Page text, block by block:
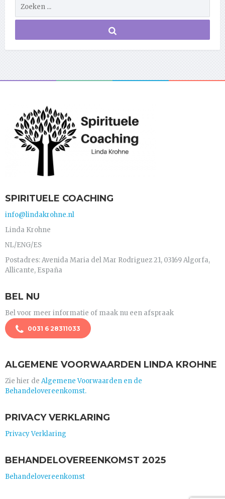
SPIRITUELE COACHING
info@lindakrohne.nl
Linda Krohne
NL/ENG/ES
Postadres: Avenida Maria del Mar Rodriguez 21, 03169 Algorfa,
Allicante, España
BEL NU
Bel voor meer informatie of maak nu een afspraak
0031 6 28311033
ALGEMENE VOORWAARDEN LINDA KROHNE
Zie hier de Algemene Voorwaarden en de
Behandelovereenkomst.
PRIVACY VERKLARING
Privacy Verklaring
BEHANDELOVEREENKOMST 2025
Behandelovereenkomst